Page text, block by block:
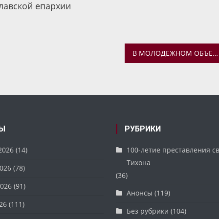
епархии
В МОЛОДЕЖНОМ ОБЪЕДИНЕНИИ «ПАЧЕ СНЕГА» ОБСУДИЛИ ВЫБОР ВЕРНОГО ПУТИ В ЖИЗНИ
(14)
(78)
(91)
(111)
РУБРИКИ
100-летие преставления
Тихона
(36)
Анонсы (119)
Без рубрики (104)